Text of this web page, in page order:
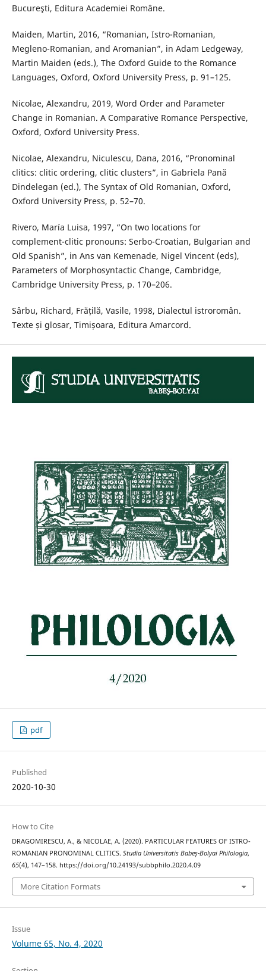
Bucureşti, Editura Academiei Române.
Maiden, Martin, 2016, “Romanian, Istro-Romanian,
Megleno-Romanian, and Aromanian”, in Adam Ledgeway,
Martin Maiden (eds.), The Oxford Guide to the Romance
Languages, Oxford, Oxford University Press, p. 91–125.
Nicolae, Alexandru, 2019, Word Order and Parameter
Change in Romanian. A Comparative Romance Perspective,
Oxford, Oxford University Press.
Nicolae, Alexandru, Niculescu, Dana, 2016, “Pronominal
clitics: clitic ordering, clitic clusters”, in Gabriela Pană
Dindelegan (ed.), The Syntax of Old Romanian, Oxford,
Oxford University Press, p. 52–70.
Rivero, María Luisa, 1997, “On two locations for
complement-clitic pronouns: Serbo-Croatian, Bulgarian and
Old Spanish”, in Ans van Kemenade, Nigel Vincent (eds),
Parameters of Morphosyntactic Change, Cambridge,
Cambridge University Press, p. 170–206.
Sârbu, Richard, Frățilă, Vasile, 1998, Dialectul istroromân.
Texte și glosar, Timișoara, Editura Amarcord.
pdf
Published
2020-10-30
How to Cite
DRAGOMIRESCU, A., & NICOLAE, A. (2020). PARTICULAR FEATURES OF ISTRO-
ROMANIAN PRONOMINAL CLITICS. Studia Universitatis Babeș-Bolyai Philologia,
65(4), 147–158. https://doi.org/10.24193/subbphilo.2020.4.09
More Citation Formats
Issue
Volume 65, No. 4, 2020